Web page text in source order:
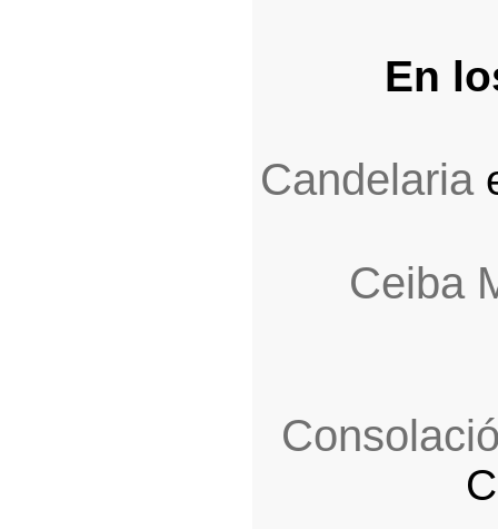
En
Candelaria
Ceiba